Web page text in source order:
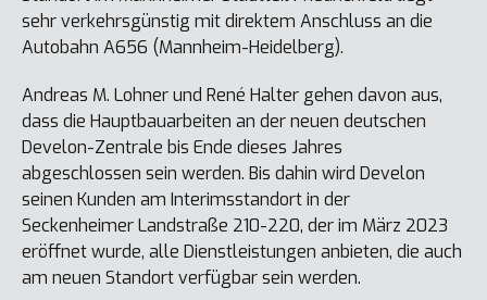
sehr verkehrsgünstig mit direktem Anschluss an die
Autobahn A656 (Mannheim-Heidelberg).
Andreas M. Lohner und René Halter gehen davon aus,
dass die Hauptbauarbeiten an der neuen deutschen
Develon-Zentrale bis Ende dieses Jahres
abgeschlossen sein werden. Bis dahin wird Develon
seinen Kunden am Interimsstandort in der
Seckenheimer Landstraße 210-220, der im März 2023
eröffnet wurde, alle Dienstleistungen anbieten, die auch
am neuen Standort verfügbar sein werden.